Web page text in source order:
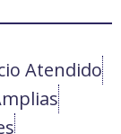
Atendido